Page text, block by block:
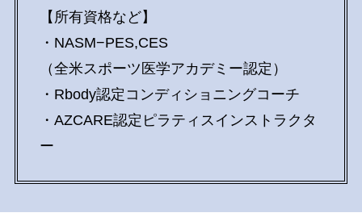
【所有資格など】
・NASM−PES,CES
（全米スポーツ医学アカデミー認定）
・Rbody認定コンディショニングコーチ
・AZCARE認定ピラティスインストラクタ
ー